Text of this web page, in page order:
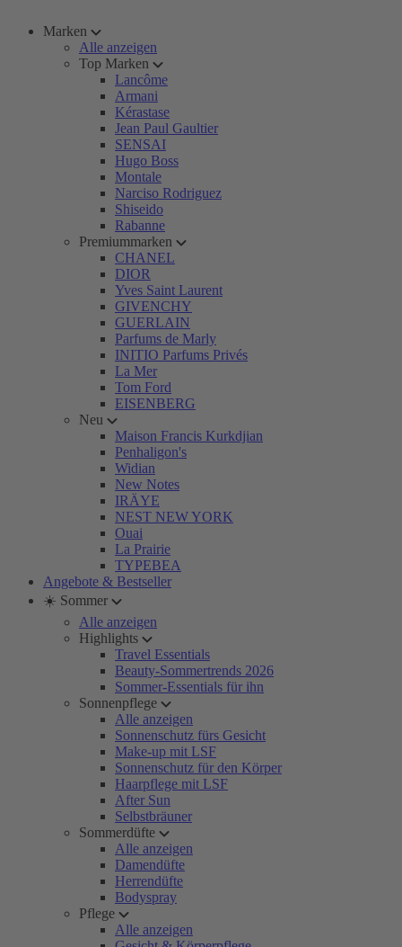
Marken
Alle anzeigen
Top Marken
Lancôme
Armani
Kérastase
Jean Paul Gaultier
SENSAI
Hugo Boss
Montale
Narciso Rodriguez
Shiseido
Rabanne
Premiummarken
CHANEL
DIOR
Yves Saint Laurent
GIVENCHY
GUERLAIN
Parfums de Marly
INITIO Parfums Privés
La Mer
Tom Ford
EISENBERG
Neu
Maison Francis Kurkdjian
Penhaligon's
Widian
New Notes
IRÄYE
NEST NEW YORK
Ouai
La Prairie
TYPEBEA
Angebote & Bestseller
☀️ Sommer
Alle anzeigen
Highlights
Travel Essentials
Beauty-Sommertrends 2026
Sommer-Essentials für ihn
Sonnenpflege
Alle anzeigen
Sonnenschutz fürs Gesicht
Make-up mit LSF
Sonnenschutz für den Körper
Haarpflege mit LSF
After Sun
Selbstbräuner
Sommerdüfte
Alle anzeigen
Damendüfte
Herrendüfte
Bodyspray
Pflege
Alle anzeigen